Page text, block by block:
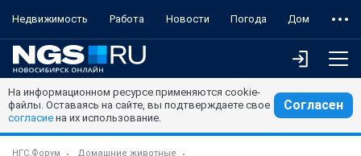
Недвижимость Работа Новости Погода Дом
На информационном ресурсе применяются cookie-
файлы. Оставаясь на сайте, вы подтверждаете свое
согласие на их использование.
Согласен
НГС.Форум
Домашние животные